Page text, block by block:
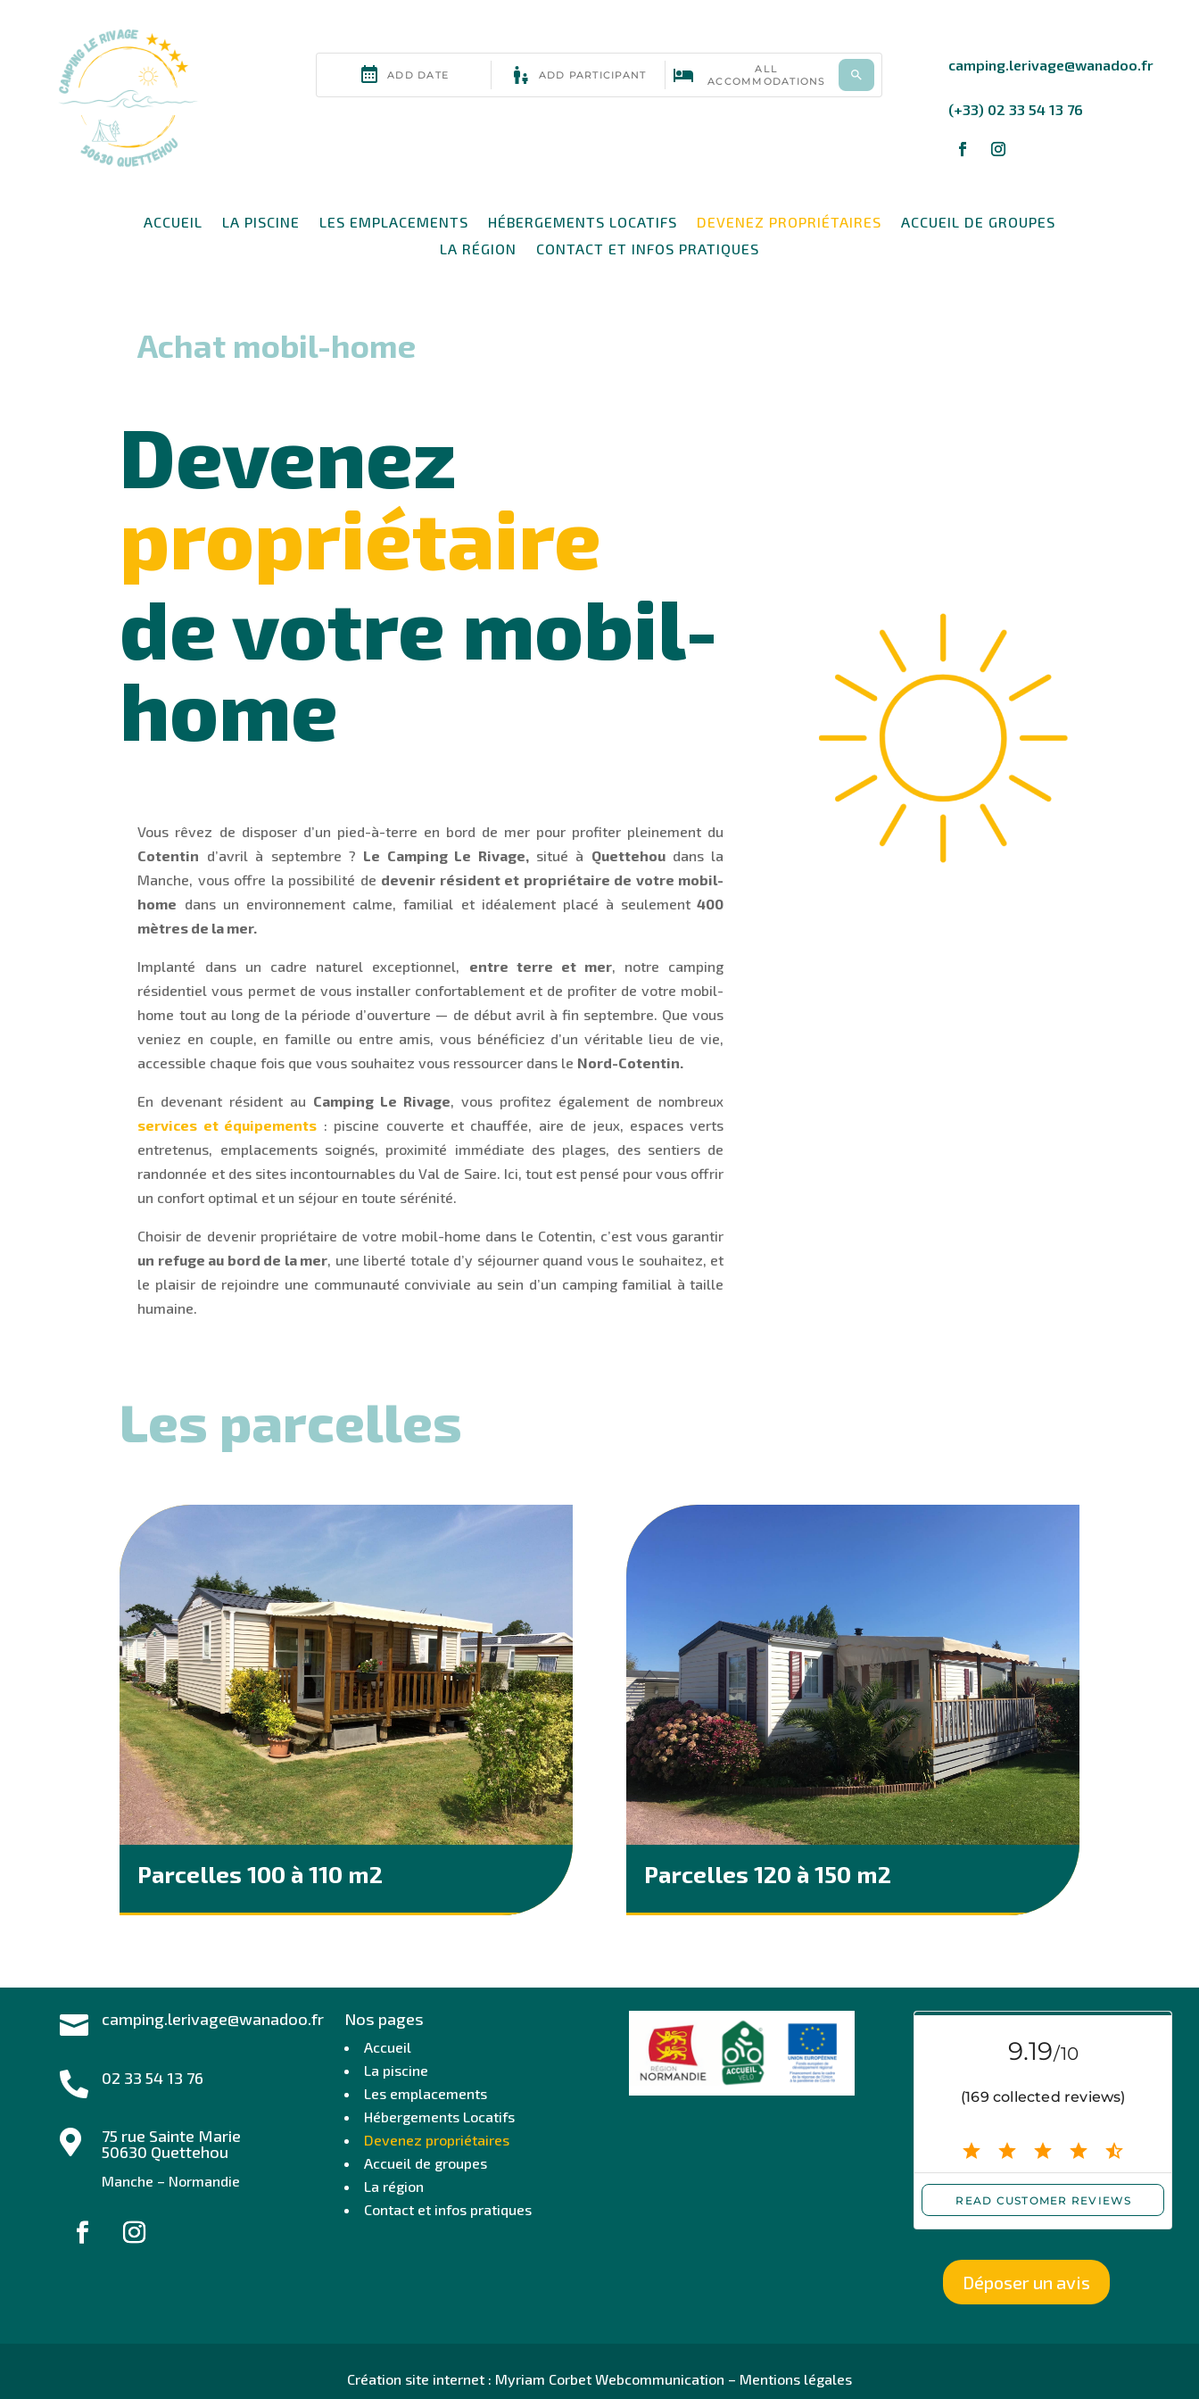
camping.lerivage@wanadoo.fr
(+33) 02 33 54 13 76
ACCUEIL LA PISCINE LES EMPLACEMENTS HÉBERGEMENTS LOCATIFS DEVENEZ PROPRIÉTAIRES
ACCUEIL DE GROUPES
LA RÉGION
CONTACT ET INFOS PRATIQUES
Achat mobil-home
Devenez
propriétaire
de votre mobil-
home
Vous rêvez de disposer d’un pied-à-terre en bord de mer pour profiter pleinement du
Cotentin d’avril à septembre ? Le Camping Le Rivage,situé à Quettehoudans la
Manche, vous offre la possibilité de devenir résident et propriétaire de votre mobil-
home dans un environnement calme, familial et idéalement placé à seulement 400
mètres de la mer.
Implanté dans un cadre naturel exceptionnel, entre terre et mer, notre camping
résidentiel vous permet de vous installer confortablement et de profiter de votre mobil-
home tout au long de la période d’ouverture — de début avril à fin septembre. Que vous
veniez en couple, en famille ou entre amis, vous bénéficiez d’un véritable lieu de vie,
accessible chaque fois que vous souhaitez vous ressourcer dans le Nord-Cotentin.
En devenant résident au Camping Le Rivage, vous profitez également de nombreux
services et équipements : piscine couverte et chauffée, aire de jeux, espaces verts
entretenus, emplacements soignés, proximité immédiate des plages, des sentiers de
randonnée et des sites incontournables du Val de Saire. Ici, tout est pensé pour vous offrir
un confort optimal et un séjour en toute sérénité.
Choisir de devenir propriétaire de votre mobil-home dans le Cotentin, c’est vous garantir
un refuge au bord de la mer, une liberté totale d’y séjourner quand vous le souhaitez, et
le plaisir de rejoindre une communauté conviviale au sein d’un camping familial à taille
humaine.
Les parcelles
Parcelles 100 à 110 m2 Parcelles 120 à 150 m2
 camping.lerivage@wanadoo.fr
 02 33 54 13 76

75 rue Sainte Marie
50630 Quettehou
Manche – Normandie
Nos pages
Accueil
La piscine
Les emplacements
Hébergements Locatifs
Devenez propriétaires
Accueil de groupes
La région
Contact et infos pratiques
Déposer un avis
Création site internet : Myriam Corbet Webcommunication – Mentions légales